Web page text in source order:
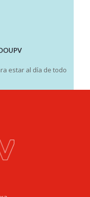
estar al día de todo